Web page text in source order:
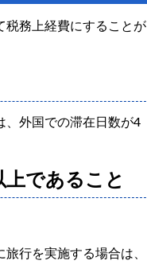
税務上経費にすることが
、外国での滞在日数が4
であること
行を実施する場合は、